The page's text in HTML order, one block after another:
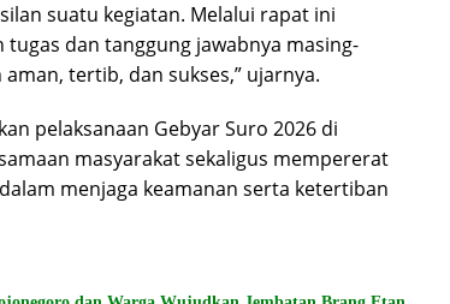
suatu kegiatan. Melalui rapat ini
dan tanggung jawabnya masing-
tertib, dan sukses,” ujarnya.
pelaksanaan Gebyar Suro 2026 di
masyarakat sekaligus mempererat
menjaga keamanan serta ketertiban